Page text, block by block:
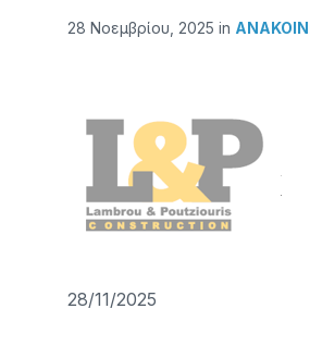
28 Νοεμβρίου, 2025 in
28/11/2025